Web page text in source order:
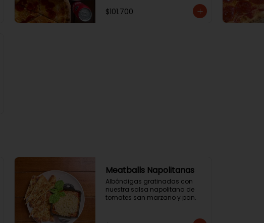
$101.700
Meatballs Napolitanas
Albóndigas gratinadas con
nuestra salsa napolitana de
tomates san marzano y pan.